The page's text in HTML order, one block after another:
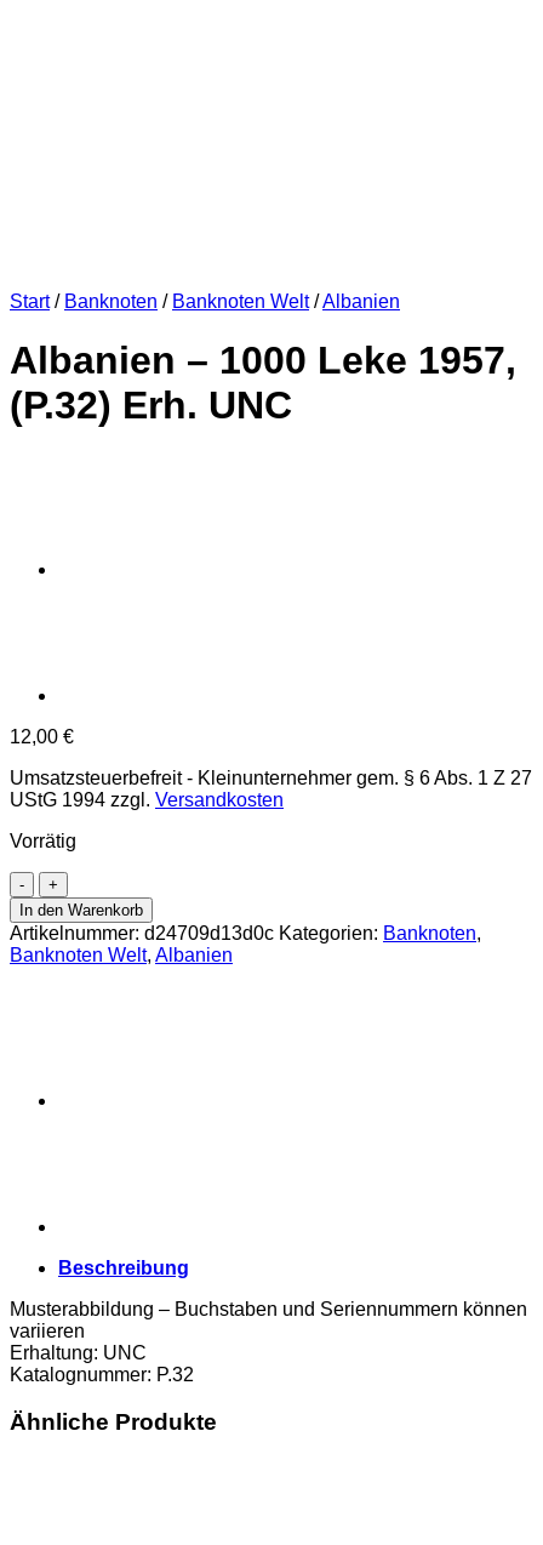
Start / Banknoten / Banknoten Welt /Albanien
Albanien – 1000 Leke 1957,
(P.32) Erh. UNC
12,00 €
Umsatzsteuerbefreit - Kleinunternehmer gem. § 6 Abs. 1 Z 27
UStG 1994 zzgl. Versandkosten
Vorrätig
Albanien
-
1000
Leke
1957,
In den Warenkorb
Artikelnummer: d24709d13d0c Kategorien: Banknoten,
Banknoten Welt, Albanien
Beschreibung
Musterabbildung – Buchstaben und Seriennummern können
variieren
Erhaltung: UNC
Katalognummer: P.32
Ähnliche Produkte